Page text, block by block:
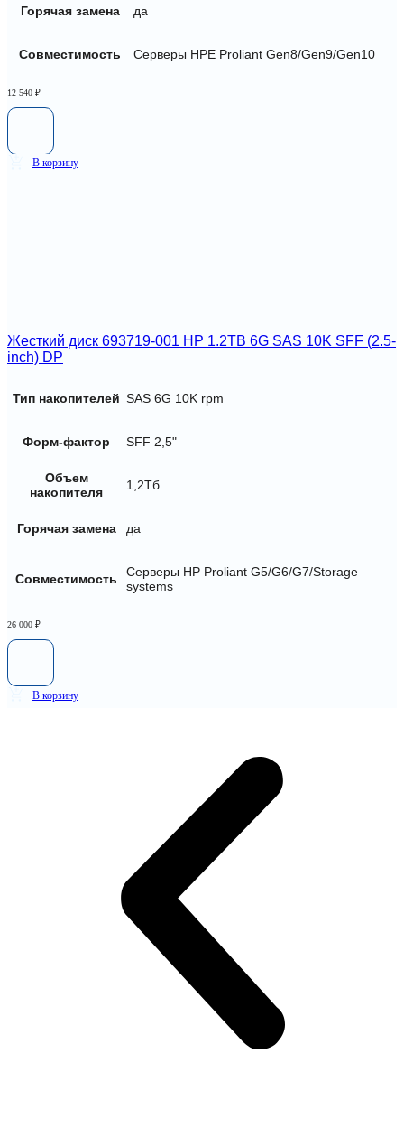
Горячая замена да
Совместимость Серверы HPE Proliant Gen8/Gen9/Gen10
12 540 ₽
В корзину
Жесткий диск 693719-001 HP 1.2TB 6G SAS 10K SFF (2.5-
inch) DP
Тип накопителей SAS 6G 10K rpm
Форм-фактор SFF 2,5"
Объем
накопителя
1,2Тб
Горячая замена да
Совместимость
Серверы HP Proliant G5/G6/G7/Storage
systems
26 000 ₽
В корзину